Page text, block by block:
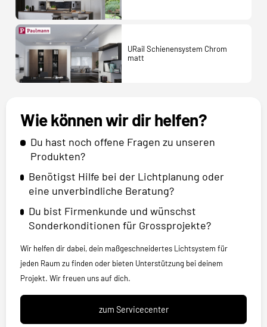
URail Schienensystem Chrom
matt
Wie können wir dir helfen?
Du hast noch offene Fragen zu unseren
Produkten?
Benötigst Hilfe bei der Lichtplanung oder
eine unverbindliche Beratung?
Du bist Firmenkunde und wünschst
Sonderkonditionen für Grossprojekte?
Wir helfen dir dabei, dein maßgeschneidertes Lichtsystem für
jeden Raum zu finden oder bieten Unterstützung bei deinem
Projekt. Wir freuen uns auf dich.
zum Servicecenter